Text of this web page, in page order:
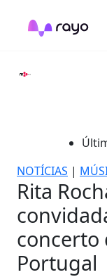
NOTÍCIAS |
Rita
concerto
Portugal